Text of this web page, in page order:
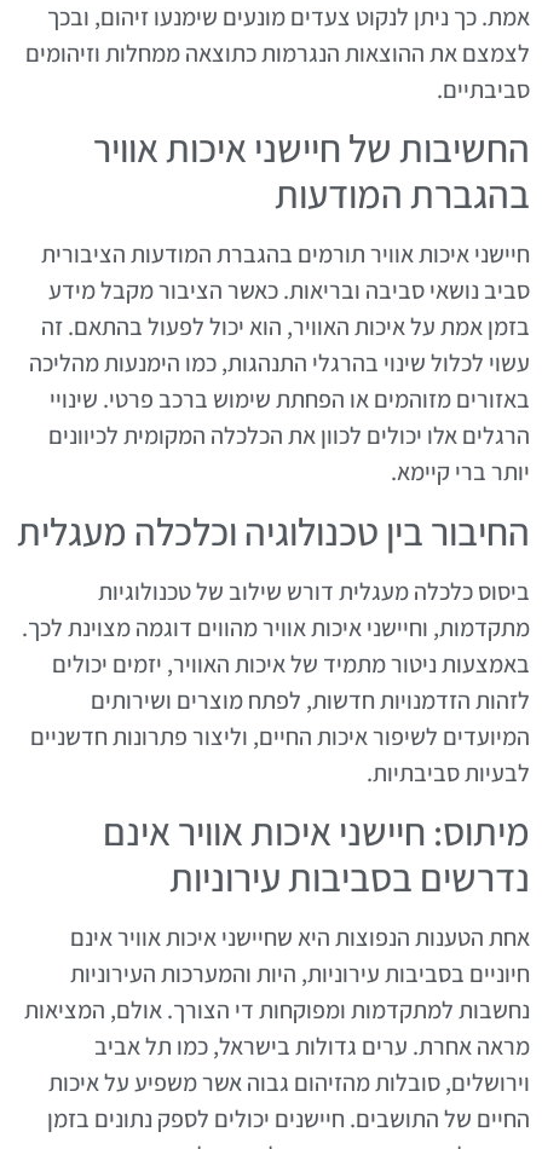
אמת. כך ניתן לנקוט צעדים מונעים שימנעו זיהום, ובכך
לצמצם את ההוצאות הנגרמות כתוצאה ממחלות וזיהומים
סביבתיים.
החשיבות של חיישני איכות אוויר
בהגברת המודעות
חיישני איכות אוויר תורמים בהגברת המודעות הציבורית
סביב נושאי סביבה ובריאות. כאשר הציבור מקבל מידע
בזמן אמת על איכות האוויר, הוא יכול לפעול בהתאם. זה
עשוי לכלול שינוי בהרגלי התנהגות, כמו הימנעות מהליכה
באזורים מזוהמים או הפחתת שימוש ברכב פרטי. שינויי
הרגלים אלו יכולים לכוון את הכלכלה המקומית לכיוונים
יותר ברי קיימא.
החיבור בין טכנולוגיה וכלכלה מעגלית
ביסוס כלכלה מעגלית דורש שילוב של טכנולוגיות
מתקדמות, וחיישני איכות אוויר מהווים דוגמה מצוינת לכך.
באמצעות ניטור מתמיד של איכות האוויר, יזמים יכולים
לזהות הזדמנויות חדשות, לפתח מוצרים ושירותים
המיועדים לשיפור איכות החיים, וליצור פתרונות חדשניים
לבעיות סביבתיות.
מיתוס: חיישני איכות אוויר אינם
נדרשים בסביבות עירוניות
אחת הטענות הנפוצות היא שחיישני איכות אוויר אינם
חיוניים בסביבות עירוניות, היות והמערכות העירוניות
נחשבות למתקדמות ומפוקחות די הצורך. אולם, המציאות
מראה אחרת. ערים גדולות בישראל, כמו תל אביב
וירושלים, סובלות מהזיהום גבוה אשר משפיע על איכות
החיים של התושבים. חיישנים יכולים לספק נתונים בזמן